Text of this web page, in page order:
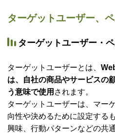
ターゲットユーザー、
ターゲットユーザー・
ターゲットユーザーとは、
は、自社の商品やサービスの
う意味で使用 されます。
ターゲットユーザーは、マー
向性や決めるために設定する
興味、行動パターンなどの共